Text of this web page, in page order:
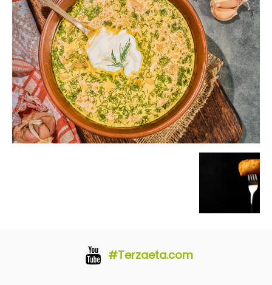
#Terzaeta.com